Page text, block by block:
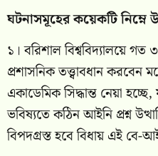
ঘটনাসমূহের কয়েকটি নিম্নে
১। বরিশাল বিশ্ববিদ্যালয়ে
প্রশাসনিক তত্ত্বাবধান
একাডেমিক সিদ্ধান্ত নেয়া
ভবিষ্যতে কঠিন আইনি প্রশ্ন
বিপদগ্রস্ত হবে বিধায় এই বে-